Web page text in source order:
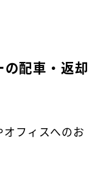
配車・返却
フィスへのお